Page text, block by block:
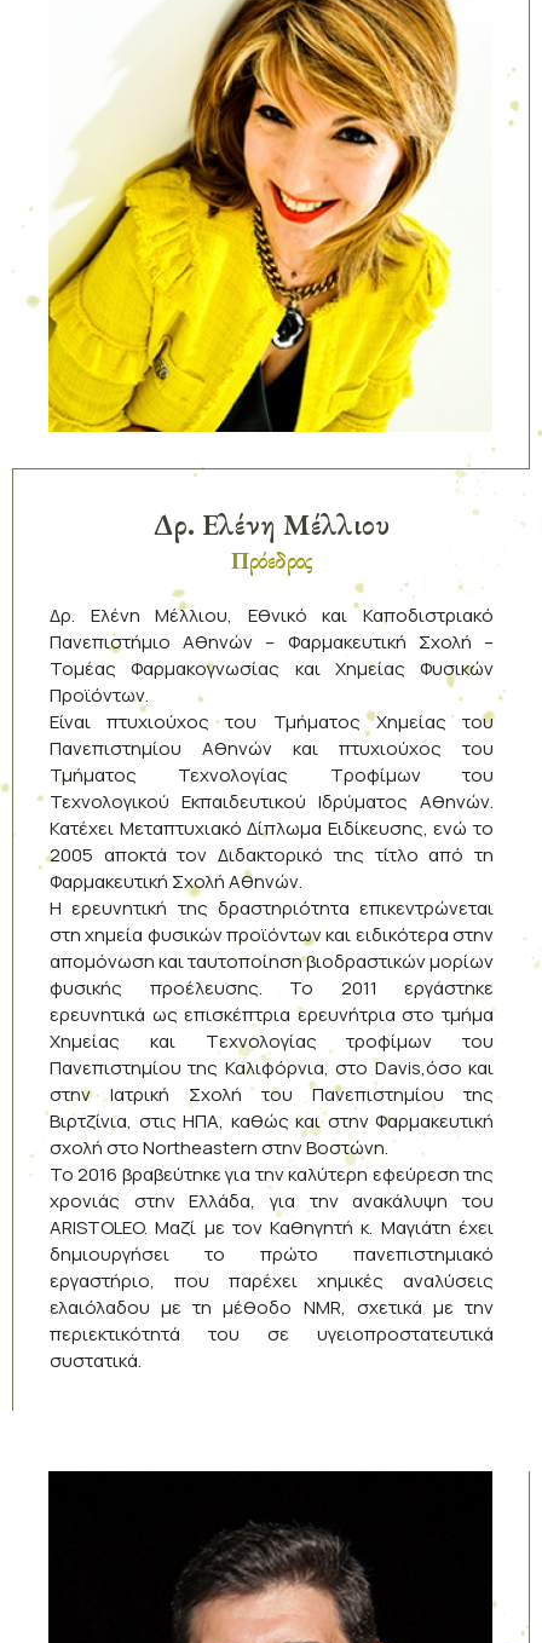
Δρ. Ελένη Μέλλιου
Πρόεδρος
Δρ. Ελένη Μέλλιου, Εθνικό και Καποδιστριακό
Πανεπιστήμιο Αθηνών – Φαρμακευτική Σχολή –
Τομέας Φαρμακογνωσίας και Χημείας Φυσικών
Προϊόντων.
Είναι πτυχιούχος του Τμήματος Χημείας του
Πανεπιστημίου Αθηνών και πτυχιούχος του
Τμήματος Τεχνολογίας Τροφίμων του
Τεχνολογικού Εκπαιδευτικού Ιδρύματος Αθηνών.
Κατέχει Μεταπτυχιακό Δίπλωμα Ειδίκευσης, ενώ το
2005 αποκτά τον Διδακτορικό της τίτλο από τη
Φαρμακευτική Σχολή Αθηνών.
Η ερευνητική της δραστηριότητα επικεντρώνεται
στη χημεία φυσικών προϊόντων και ειδικότερα στην
απομόνωση και ταυτοποίηση βιοδραστικών μορίων
φυσικής προέλευσης. Το 2011 εργάστηκε
ερευνητικά ως επισκέπτρια ερευνήτρια στο τμήμα
Χημείας και Tεχνολογίας τροφίμων του
Πανεπιστημίου της Καλιφόρνια, στο Davis,όσο και
στην Ιατρική Σχολή του Πανεπιστημίου της
Βιρτζίνια, στις ΗΠΑ, καθώς και στην Φαρμακευτική
σχολή στο Northeastern στην Βοστώνη.
Το 2016 βραβεύτηκε για την καλύτερη εφεύρεση της
χρονιάς στην Ελλάδα, για την ανακάλυψη του
ARISTOLEO. Μαζί με τον Καθηγητή κ. Μαγιάτη έχει
δημιουργήσει το πρώτο πανεπιστημιακό
εργαστήριο, που παρέχει χημικές αναλύσεις
ελαιόλαδου με τη μέθοδο NMR, σχετικά με την
περιεκτικότητά του σε υγειοπροστατευτικά
συστατικά.